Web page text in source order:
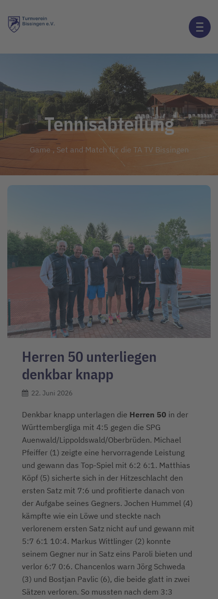
Tennisabteilung
Game , Set and Match für die TA TV Bissingen
Herren 50 unterliegen
denkbar knapp
22. Juni 2026
Denkbar knapp unterlagen die Herren 50 in der
Württembergliga mit 4:5 gegen die SPG
Auenwald/Lippoldswald/Oberbrüden. Michael
Pfeiffer (1) zeigte eine hervorragende Leistung
und gewann das Top-Spiel mit 6:2 6:1. Matthias
Köpf (5) sicherte sich in der Hitzeschlacht den
ersten Satz mit 7:6 und profitierte danach von
der Aufgabe seines Gegners. Jochen Hummel (4)
kämpfte wie ein Löwe und steckte nach
verlorenem ersten Satz nicht auf und gewann mit
5:7 6:1 10:4. Markus Wittlinger (2) konnte
seinem Gegner nur in Satz eins Paroli bieten und
verlor 6:7 0:6. Chancenlos warn Jörg Schweda
(3) und Bostjan Pavlic (6), die beide glatt in zwei
Sätzen verloren. So mussten nach dem 3:3